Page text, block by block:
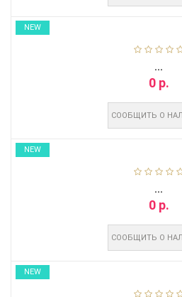
NEW
...
0 р.
СООБЩИТЬ О
NEW
...
0 р.
СООБЩИТЬ О
NEW